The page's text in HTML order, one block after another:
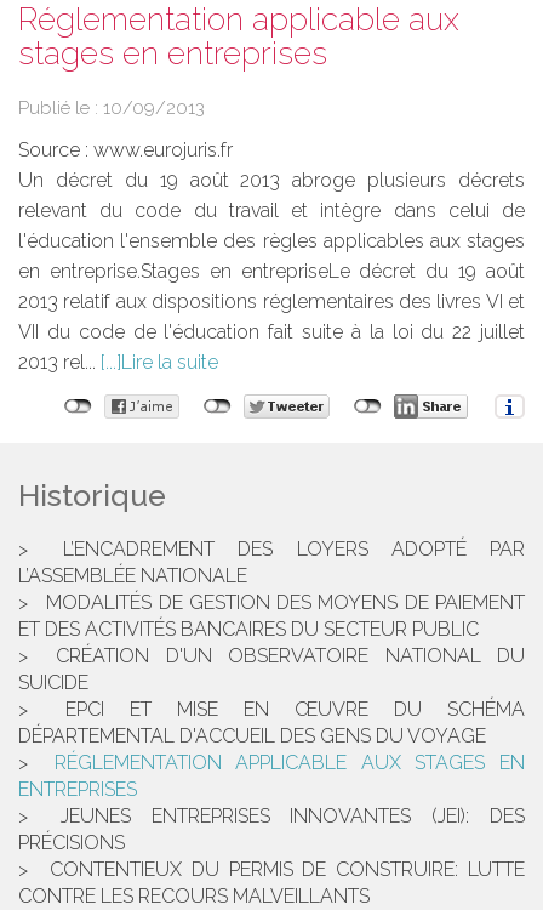
Réglementation applicable aux
stages en entreprises
Publié le : 10/09/2013
Source : www.eurojuris.fr
Un décret du 19 août 2013 abroge plusieurs décrets
relevant du code du travail et intègre dans celui de
l'éducation l'ensemble des règles applicables aux stages
en entreprise.Stages en entrepriseLe décret du 19 août
2013 relatif aux dispositions réglementaires des livres VI et
VII du code de l'éducation fait suite à la loi du 22 juillet
2013 rel...
Lire la suite
Historique
L’ENCADREMENT DES LOYERS ADOPTÉ PAR
L’ASSEMBLÉE NATIONALE
MODALITÉS DE GESTION DES MOYENS DE PAIEMENT
ET DES ACTIVITÉS BANCAIRES DU SECTEUR PUBLIC
CRÉATION D'UN OBSERVATOIRE NATIONAL DU
SUICIDE
EPCI ET MISE EN ŒUVRE DU SCHÉMA
DÉPARTEMENTAL D'ACCUEIL DES GENS DU VOYAGE
RÉGLEMENTATION APPLICABLE AUX STAGES EN
ENTREPRISES
JEUNES ENTREPRISES INNOVANTES (JEI): DES
PRÉCISIONS
CONTENTIEUX DU PERMIS DE CONSTRUIRE: LUTTE
CONTRE LES RECOURS MALVEILLANTS